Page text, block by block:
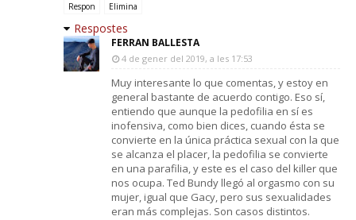
Respon Elimina
Respostes
FERRAN BALLESTA
4 de gener del 2019, a les 17:53
Muy interesante lo que comentas, y estoy en
general bastante de acuerdo contigo. Eso sí,
entiendo que aunque la pedofilia en sí es
inofensiva, como bien dices, cuando ésta se
convierte en la única práctica sexual con la que
se alcanza el placer, la pedofilia se convierte
en una parafilia, y este es el caso del killer que
nos ocupa. Ted Bundy llegó al orgasmo con su
mujer, igual que Gacy, pero sus sexualidades
eran más complejas. Son casos distintos.